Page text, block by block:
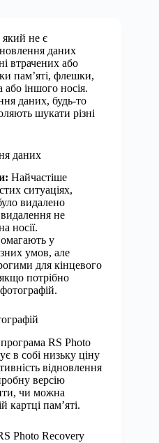
який не є
даних
втрачених або
пам’яті, флешки,
іншого носія.
даних, будь-то
шукати різні
даних
Найчастіше
ситуаціях,
видалено
не
носії.
у
умов, але
для кінцевого
потрібно
RS Photo
в собі низьку ціну
відновлення
версію
чи можна
картці пам’яті.